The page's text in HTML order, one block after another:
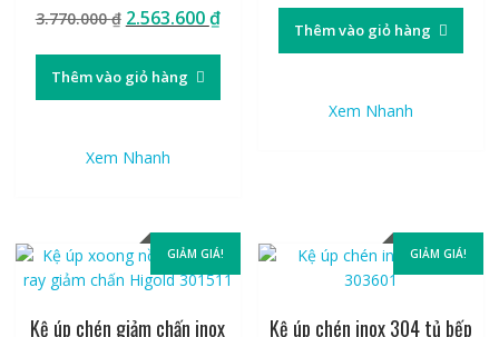
3.770.000₫ Giá
là:
3.770.000 ₫.
2.563.600₫Giá
Thêm vào giỏ hàng
Xem Nhanh
Thêm vào giỏ hàng
Xem Nhanh
GIẢM GIÁ!
Kệ úp chén giảm chấn inox
GIẢM GIÁ!
Kệ úp chén inox 304 tủ bếp